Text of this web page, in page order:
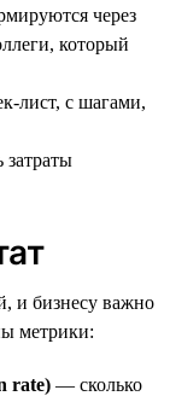
через
который
лист, с шагами,
и бизнесу важно
метрики:
rate) — сколько